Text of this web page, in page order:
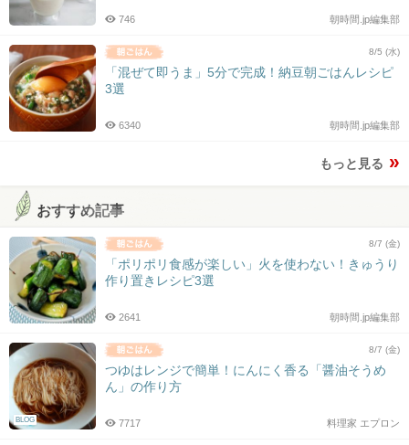
朝時間.jp編集部
746
8/5 (水)
「混ぜて即うま」5分で完成！納豆朝ごはんレシピ
3選
朝時間.jp編集部
6340
もっと見る
おすすめ記事
8/7 (金)
「ポリポリ食感が楽しい」火を使わない！きゅうり
作り置きレシピ3選
朝時間.jp編集部
2641
BLOG
8/7 (金)
つゆはレンジで簡単！にんにく香る「醤油そうめ
ん」の作り方
料理家 エプロン
7717